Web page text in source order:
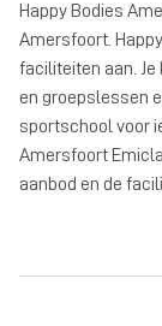
Happy Bodies
Amersfoort.
faciliteiten aan.
en groepslessen
sportschool voor
Amersfoort
aanbod en de